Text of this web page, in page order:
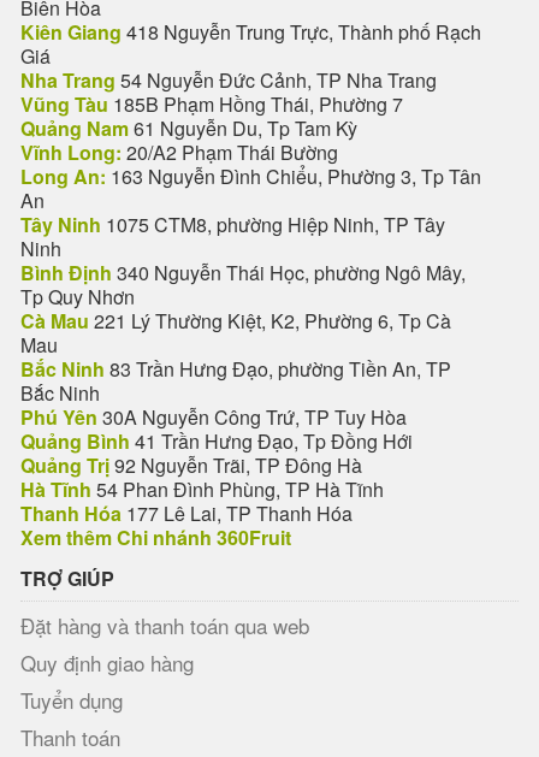
Biên Hòa
Kiên Giang 418 Nguyễn Trung Trực, Thành phố Rạch
Giá
Nha Trang 54 Nguyễn Đức Cảnh, TP Nha Trang
Vũng Tàu 185B Phạm Hồng Thái, Phường 7
Quảng Nam61 Nguyễn Du, Tp Tam Kỳ
Vĩnh Long: 20/A2 Phạm Thái Bường
Long An: 163 Nguyễn Đình Chiểu, Phường 3, Tp Tân
An
Tây Ninh 1075 CTM8, phường Hiệp Ninh, TP Tây
Ninh
Bình Định 340 Nguyễn Thái Học, phường Ngô Mây,
Tp Quy Nhơn
Cà Mau 221 Lý Thường Kiệt, K2, Phường 6, Tp Cà
Mau
Bắc Ninh 83 Trần Hưng Đạo, phường Tiền An, TP
Bắc Ninh
Phú Yên 30A Nguyễn Công Trứ, TP Tuy Hòa
Quảng Bình 41 Trần Hưng Đạo, Tp Đồng Hới
Quảng Trị92 Nguyễn Trãi, TP Đông Hà
Hà Tĩnh 54 Phan Đình Phùng, TP Hà Tĩnh
Thanh Hóa 177 Lê Lai, TP Thanh Hóa
Xem thêm Chi nhánh 360Fruit
TRỢ GIÚP
Đặt hàng và thanh toán qua web
Quy định giao hàng
Tuyển dụng
Thanh toán